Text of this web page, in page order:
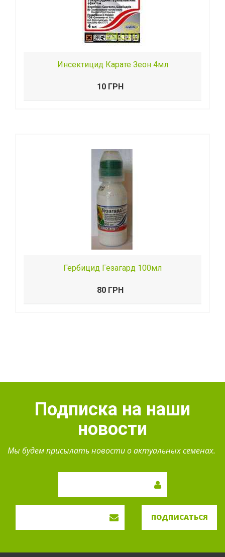
Инсектицид Карате Зеон 4мл
10 ГРН
Гербицид Гезагард 100мл
80 ГРН
Подписка на наши
новости
Мы будем присылать новости о актуальных семенах.
ПОДПИСАТЬСЯ